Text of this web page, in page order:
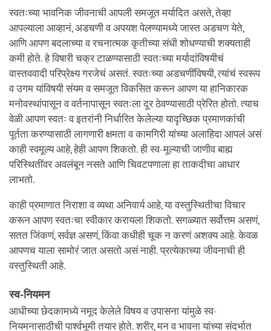
स्वतःच्या भावनिक जीवनाची आपली समजूत मर्यादित असते, तेव्हा
आपल्याला आव्हानं, अडचणी व अपयश पेलण्यामध्ये जास्त अडचण येते,
आणि आपण बदलाच्या व रचनात्मक कृतीच्या संधी शोधण्याची शक्यताही
कमी होते. हे विषारी चक्र टाळण्यासाठी स्वतःच्या मर्यादांविषयीचं
वास्तववादी परिप्रेक्ष्य गरजेचं असतं. स्वतःच्या अडचणींविषयी, त्यांचं स्वरूप
व उगम यांविषयी संयम व समजूत विकसित करून आपण या हानिकारक
मनोवस्थांपासून व वर्तनापासून स्वतःला दूर ठेवण्यासाठी प्रेरित होतो. त्याच
वेळी आपण स्वतः व इतरांनी निर्धारित केलेल्या यादृच्छिक प्रमाणकांची
पूर्तता करण्यासाठी लागणारी क्षमता व कामगिरी यांच्या अलाहिदा आपलं असं
काही स्वमूल्य आहे, हेही आपण शिकतो. ही स्व-मूल्याची जाणीव बाह्य
परिस्थितींवर अवलंबून नसते आणि चिवटपणाला हा ताकदीचा आधार
लाभतो.
काही प्रमाणात निराशा व व्यथा अनिवार्य आहे, या वस्तुस्थितीचा विचार
करून आपण स्वतःचा स्वीकार करायला शिकतो. सगळ्यात सर्वोत्तम असणं,
सतत जिंकणं, सर्वज्ञ असणं, किंवा कधीही चूक न करणं अशक्य आहे. केवळ
आपणच याला सामोरं जात असतो असं नाही. प्रत्येकाच्या जीवनाची ही
वस्तुस्थिती आहे.
स्व-नियमन
आधीच्या छेदकामध्ये नमूद केलेले विषय व उपासना यांमुळे स्व-
नियमनासाठीची पार्श्वभूमी तयार होते. शरीर, मन व भावना यांच्या संदर्भात